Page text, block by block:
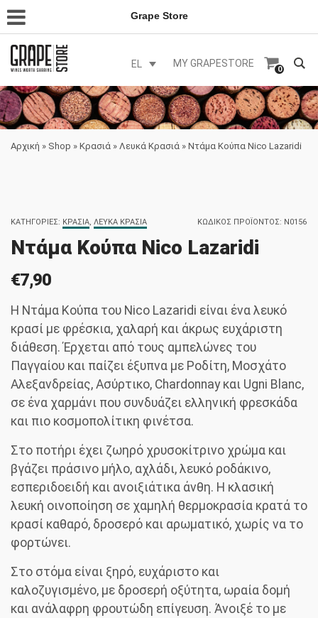
Grape Store
EL MY GRAPESTORE
0
Αρχική » Shop » Κρασιά » Λευκά Κρασιά » Ντάμα Κούπα Nico Lazaridi
ΚΩΔΙΚΌΣ ΠΡΟΪΌΝΤΟΣ: N0156
ΚΑΤΗΓΟΡΊΕΣ: ΚΡΑΣΙΆ, ΛΕΥΚΆ ΚΡΑΣΙΆ
Ντάμα Κούπα Nico Lazaridi
€7,90
Η Ντάμα Κούπα του Nico Lazaridi είναι ένα λευκό
κρασί με φρέσκια, χαλαρή και άκρως ευχάριστη
διάθεση. Έρχεται από τους αμπελώνες του
Παγγαίου και παίζει έξυπνα με Ροδίτη, Μοσχάτο
Αλεξανδρείας, Ασύρτικο, Chardonnay και Ugni Blanc,
σε ένα χαρμάνι που συνδυάζει ελληνική φρεσκάδα
και πιο κοσμοπολίτικη φινέτσα.
Στο ποτήρι έχει ζωηρό χρυσοκίτρινο χρώμα και
βγάζει πράσινο μήλο, αχλάδι, λευκό ροδάκινο,
εσπεριδοειδή και ανοιξιάτικα άνθη. Η κλασική
λευκή οινοποίηση σε χαμηλή θερμοκρασία κρατά το
κρασί καθαρό, δροσερό και αρωματικό, χωρίς να το
φορτώνει.
Στο στόμα είναι ξηρό, ευχάριστο και
καλοζυγισμένο, με δροσερή οξύτητα, ωραία δομή
και ανάλαφρη φρουτώδη επίγευση. Άνοιξέ το με